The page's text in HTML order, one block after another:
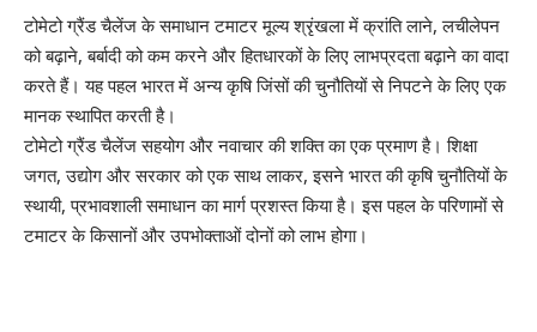
टोमेटो ग्रैंड चैलेंज के समाधान टमाटर मूल्य श्रृंखला में क्रांति लाने, लचीलेपन
को बढ़ाने, बर्बादी को कम करने और हितधारकों के लिए लाभप्रदता बढ़ाने का वादा
करते हैं। यह पहल भारत में अन्य कृषि जिंसों की चुनौतियों से निपटने के लिए एक
मानक स्थापित करती है।
टोमेटो ग्रैंड चैलेंज सहयोग और नवाचार की शक्ति का एक प्रमाण है। शिक्षा
जगत, उद्योग और सरकार को एक साथ लाकर, इसने भारत की कृषि चुनौतियों के
स्थायी, प्रभावशाली समाधान का मार्ग प्रशस्त किया है। इस पहल के परिणामों से
टमाटर के किसानों और उपभोक्ताओं दोनों को लाभ होगा।